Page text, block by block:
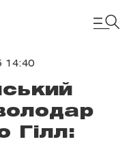
14:40
Гілл: